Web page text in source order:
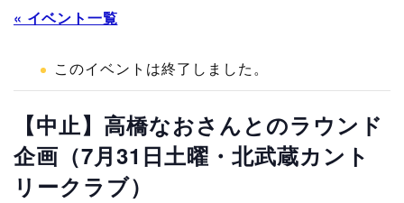
« イベント一覧
このイベントは終了しました。
【中止】高橋なおさんとのラウンド
企画（7月31日土曜・北武蔵カント
リークラブ）